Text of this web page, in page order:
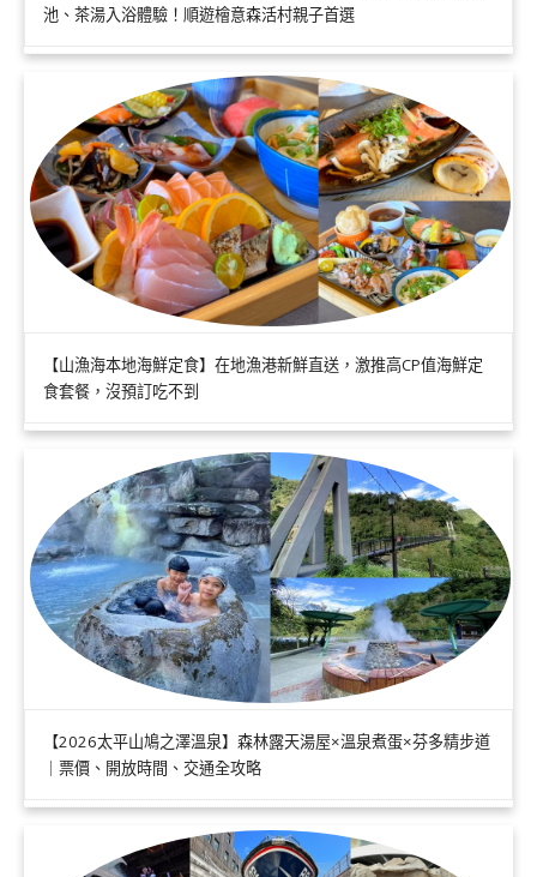
池、茶湯入浴體驗！順遊檜意森活村親子首選
【山漁海本地海鮮定食】在地漁港新鮮直送，激推高CP值海鮮定
食套餐，沒預訂吃不到
【2026太平山鳩之澤溫泉】森林露天湯屋×溫泉煮蛋×芬多精步道
｜票價、開放時間、交通全攻略